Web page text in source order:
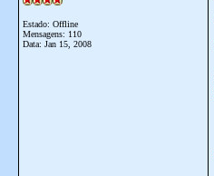
Estado: Offline
Mensagens: 110
Data: Jan 15, 2008